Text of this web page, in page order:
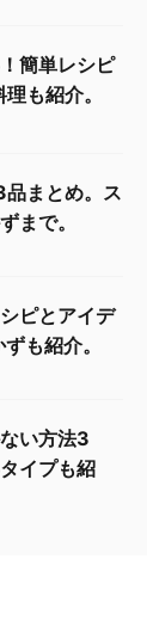
簡単レシピ
も紹介。
まとめ。ス
まで。
ピとアイデ
も紹介。
い方法3
イプも紹